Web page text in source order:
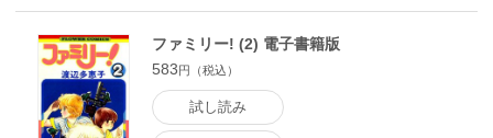
ファミリー! (2) 電子書籍版
583 円（税込）
試し読み